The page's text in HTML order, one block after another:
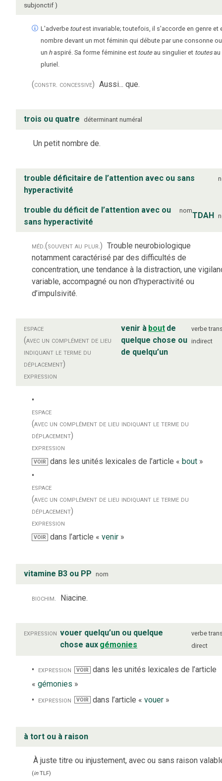
subjonctif
L'adverbe toutest invariable; toutefois, il s'accorde en genre et
nombre devant un mot féminin qui débute par une consonne ou
un h aspiré. Sa forme féminine est toute au singulier et toutes au
pluriel.
(constr. concessive) Aussi... que.
trois ou quatre déterminant numéral
Un petit nombre de.
trouble déficitaire de l’attention avec ou sans
hyperactivité
trouble du déficit de l’attention avec ou
sans hyperactivité
nom
TDAH
méd. (souvent au plur.) Trouble neurobiologique
notamment caractérisé par des difficultés de
concentration, une tendance à la distraction, une
variable, accompagné ou non d’hyperactivité ou
d’impulsivité.
espace
(avec un complément de lieu
indiquant le terme du
déplacement)
expression
venir à bout de
quelque chose ou
de quelqu’un
verbe
indirect
espace
(avec un complément de lieu indiquant le terme du
déplacement)
expression
VOIR dans les unités lexicales de l’article «bout »
espace
(avec un complément de lieu indiquant le terme du
déplacement)
expression
VOIR dans l’article «venir »
vitamine B3 ou PP nom
biochim. Niacine.
expression vouer quelqu’un ou quelque
chose aux gémonies
verbe
direct
expression VOIR dans les unités lexicales de l’article
« gémonies »
expression
VOIR dans l’article « vouer»
à tort ou à raison
À juste titre ou injustement, avec ou sans raison
(inTLF)